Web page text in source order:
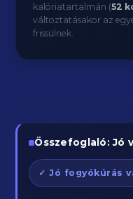
kalóriatartalmán (52
változtatásakor az
frissülnek.
Összefoglaló: Jó
✓ Jó fogyókúrás